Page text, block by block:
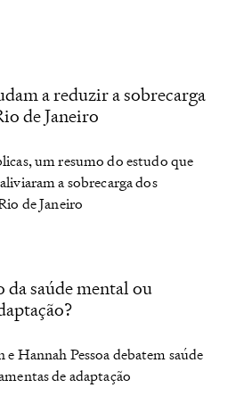
a reduzir a sobrecarga
de Janeiro
um resumo do estudo que
a sobrecarga dos
de Janeiro
saúde mental ou
Hannah Pessoa debatem saúde
de adaptação